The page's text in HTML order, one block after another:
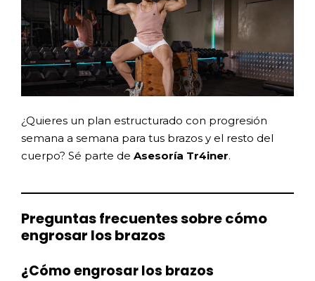
¿Quieres un plan estructurado con progresión
semana a semana para tus brazos y el resto del
cuerpo? Sé parte de Asesoría Tr4iner.
Preguntas frecuentes sobre cómo
engrosar los brazos
¿Cómo engrosar los brazos